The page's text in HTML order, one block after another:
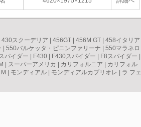
430スクーデリア 456GT 456M GT 458イタリア
550バルケッタ・ピニンファリーナ 550マラネロ
パイダー F430 F430スパイダー F8スパイダー
スーパーアメリカ カリフォルニア
カリフォル
モンディアル モンディアルカブリオレ
ラ フェ